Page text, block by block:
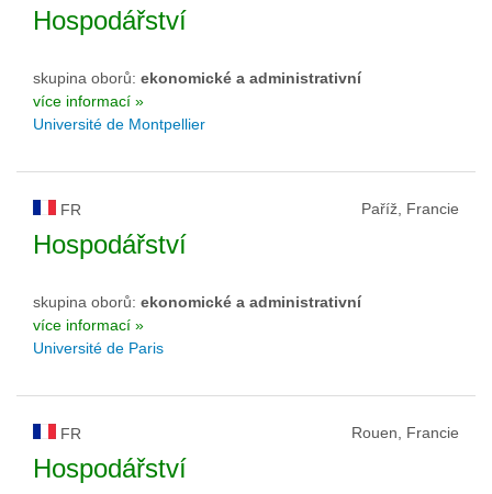
Hospodářství
skupina oborů: ekonomické a administrativní
více informací »
Université de Montpellier
FR Paříž, Francie
Hospodářství
skupina oborů: ekonomické a administrativní
více informací »
Université de Paris
FR Rouen, Francie
Hospodářství